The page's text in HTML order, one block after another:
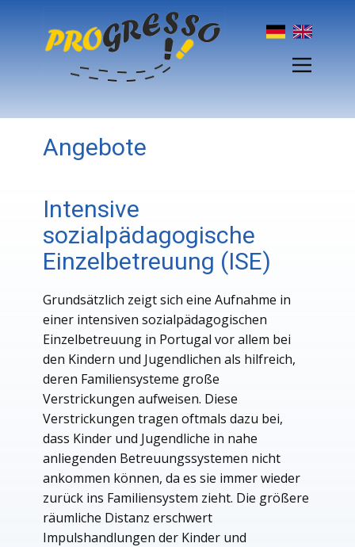
Angebote
Intensive
sozialpädagogische
Einzelbetreuung (ISE)
Grundsätzlich zeigt sich eine Aufnahme in
einer intensiven sozialpädagogischen
Einzelbetreuung in Portugal vor allem bei
den Kindern und Jugendlichen als hilfreich,
deren Familiensysteme große
Verstrickungen aufweisen. Diese
Verstrickungen tragen oftmals dazu bei,
dass Kinder und Jugendliche in nahe
anliegenden Betreuungssystemen nicht
ankommen können, da es sie immer wieder
zurück ins Familiensystem zieht. Die größere
räumliche Distanz erschwert
Impulshandlungen der Kinder und